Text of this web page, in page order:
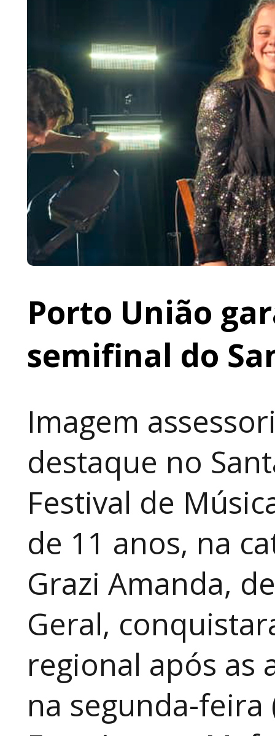
Porto União
semifinal do
Imagem
destaque no
Festival de
de 11 anos, na
Grazi Amanda,
Geral,
regional após as
na segunda-feira